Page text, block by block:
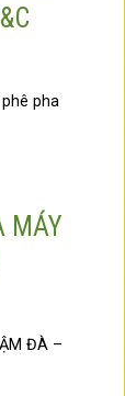
pha
MÁY
ĐÀ –